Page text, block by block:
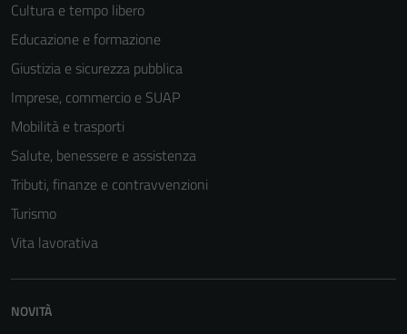
Cultura e tempo libero
Educazione e formazione
Giustizia e sicurezza pubblica
Imprese, commercio e SUAP
Mobilità e trasporti
Salute, benessere e assistenza
Tributi, finanze e contravvenzioni
Turismo
Vita lavorativa
NOVITÀ